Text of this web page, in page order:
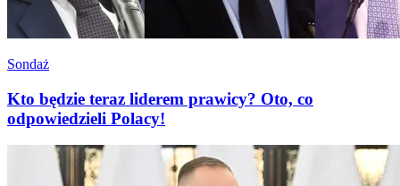
Sondaż
Kto będzie teraz liderem prawicy? Oto, co
odpowiedzieli Polacy!